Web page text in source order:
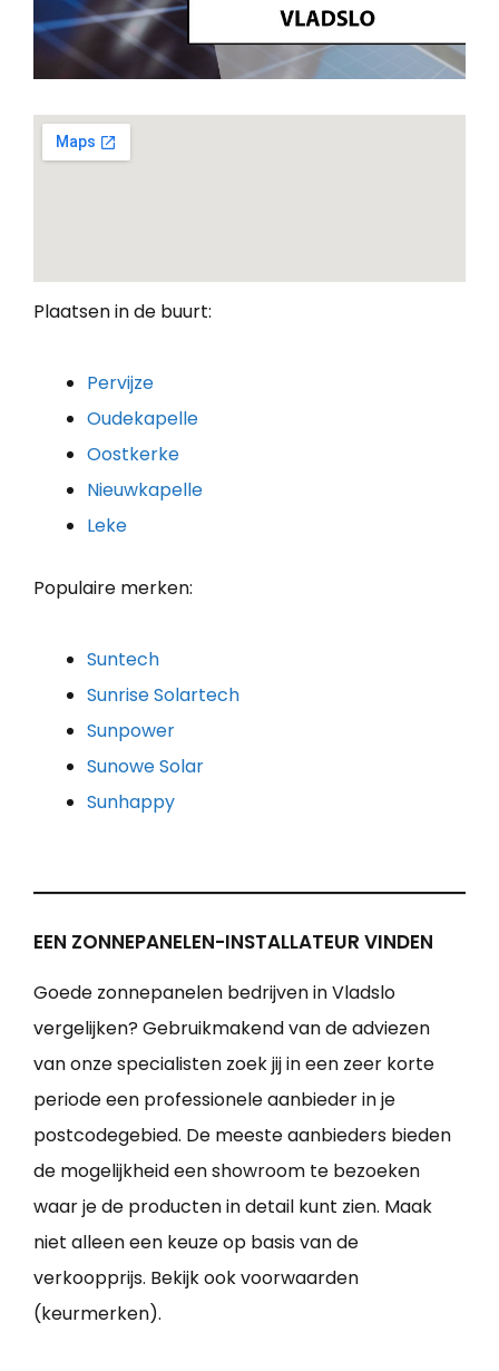
Plaatsen in de buurt:
Pervijze
Oudekapelle
Oostkerke
Nieuwkapelle
Leke
Populaire merken:
Suntech
Sunrise Solartech
Sunpower
Sunowe Solar
Sunhappy
EEN ZONNEPANELEN-INSTALLATEUR VINDEN
Goede zonnepanelen bedrijven in Vladslo
vergelijken? Gebruikmakend van de adviezen
van onze specialisten zoek jij in een zeer korte
periode een professionele aanbieder in je
postcodegebied. De meeste aanbieders bieden
de mogelijkheid een showroom te bezoeken
waar je de producten in detail kunt zien. Maak
niet alleen een keuze op basis van de
verkoopprijs. Bekijk ook voorwaarden
(keurmerken).